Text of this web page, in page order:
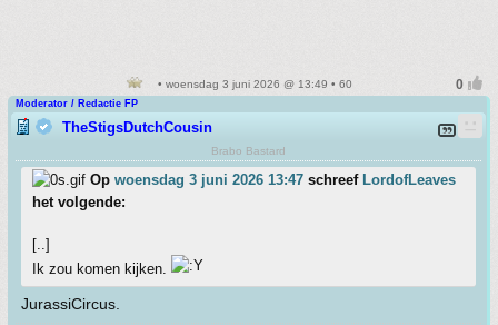
• woensdag 3 juni 2026 @ 13:49 • 60
Moderator / Redactie FP
TheStigsDutchCousin
Brabo Bastard
Op woensdag 3 juni 2026 13:47 schreef LordofLeaves
het volgende:
[..]
Ik zou komen kijken.
JurassiCircus.